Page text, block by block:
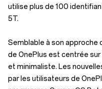
utilise plus de 100
5T.
Semblable à son approche
de OnePlus est centrée
et minimaliste. Les
par les utilisateurs de